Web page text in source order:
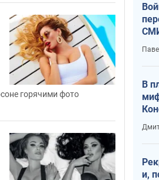
горячими фото
В
и,